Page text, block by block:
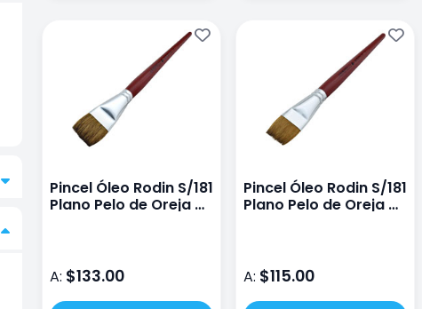
Pincel Óleo Rodin S/181
Plano Pelo de Oreja de
A: $133.00
Pincel Óleo Rodin S/181
Plano Pelo de Oreja de
A: $115.00